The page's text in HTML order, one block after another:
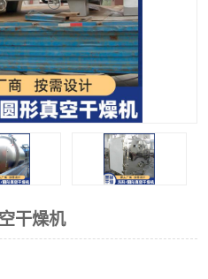
干燥机
喷雾干燥机
盘式干燥机